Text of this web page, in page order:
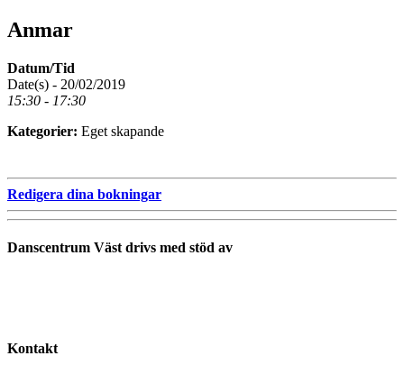
Anmar
Datum/Tid
Date(s) - 20/02/2019
15:30 - 17:30
Kategorier: Eget skapande
Redigera dina bokningar
Danscentrum Väst drivs med stöd av
Kontakt